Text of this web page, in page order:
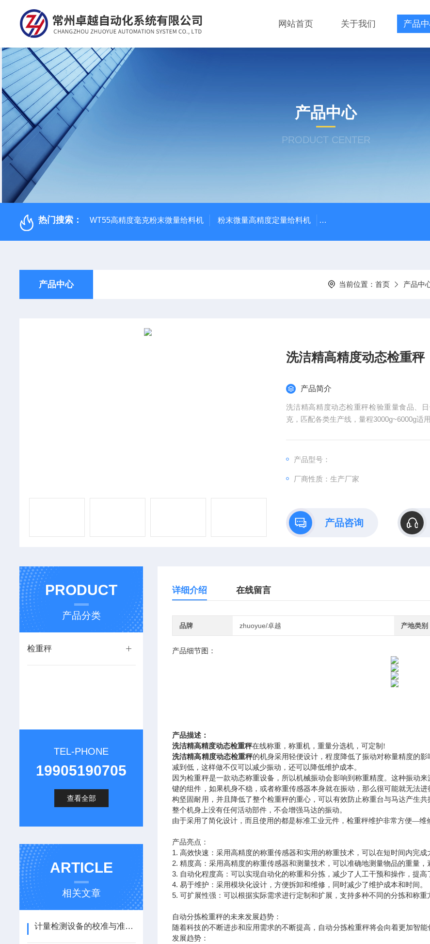
网站首页 关于我们 产品
产品中心
PRODUCT CENTER
热门搜索： WT55高精度毫克粉末微量给料机 粉末微量高精度定量给料机 WT600产品超重报警剔除检重
产品中心 当前位置： 首页 产品中
洗洁精高精度动态检重秤
产品简介
洗洁精高精度动态检重秤检验重量食品、
克，匹配各类生产线，量程3000g~6000g适
产品型号：
厂商性质：生产厂家
产品咨询
PRODUCT
产品分类
检重秤
TEL-PHONE
19905190705
查看全部
ARTICLE
相关文章
计量检测设备的校准与准确性分析
详细介绍 在线留言
品牌 zhuoyue/卓越 产地类别
产品细节图：
产品描述：
洗洁精高精度动态检重秤在线称重，称重机，重量分选机，可定制 !
洗洁精高精度动态检重秤的机身采用轻便设计，程度降低了振动对称量精度的
减到低，这样做不仅可以减少振动，还可以降低维护成本。
因为检重秤是一款动态称重设备，所以机械振动会影响到称重精度。这种振动
键的组件，如果机身不稳，或者称重传感器本身就在振动，那么很可能就无法进
构坚固耐用，并且降低了整个检重秤的重心，可以有效防止称重台与马达产生
整个机身上没有任何活动部件，不会增强马达的振动。
由于采用了简化设计，而且使用的都是标准工业元件，检重秤维护非常方便—维
产品亮点：
1. 高效快速：采用高精度的称重传感器和实用的称重技术，可以在短时间内完成
2. 精度高：采用高精度的称重传感器和测量技术，可以准确地测量物品的重量，
3. 自动化程度高：可以实现自动化的称重和分拣，减少了人工干预和操作，提高
4. 易于维护：采用模块化设计，方便拆卸和维修，同时减少了维护成本和时间。
5. 可扩展性强：可以根据实际需求进行定制和扩展，支持多种不同的分拣和称重
自动分拣检重秤的未来发展趋势：
随着科技的不断进步和应用需求的不断提高，自动分拣检重秤将会向着更加智
发展趋势：